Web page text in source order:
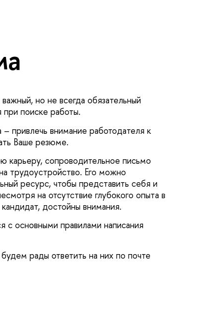
но не всегда обязательный
поиске работы.
привлечь внимание работодателя к
Ваше резюме.
карьеру, сопроводительное письмо
трудоустройство. Его можно
ресурс, чтобы представить себя и
на отсутствие глубокого опыта в
достойны внимания.
с основными правилами написания
рады ответить на них по почте